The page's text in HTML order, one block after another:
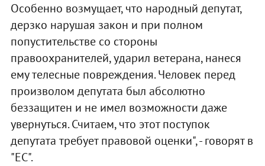
Особенно возмущает, что народный депутат,
дерзко нарушая закон и при полном
попустительстве со стороны
правоохранителей, ударил ветерана, нанеся
ему телесные повреждения. Человек перед
произволом депутата был абсолютно
беззащитен и не имел возможности даже
увернуться. Считаем, что этот поступок
депутата требует правовой оценки", - говорят в
"ЕС".